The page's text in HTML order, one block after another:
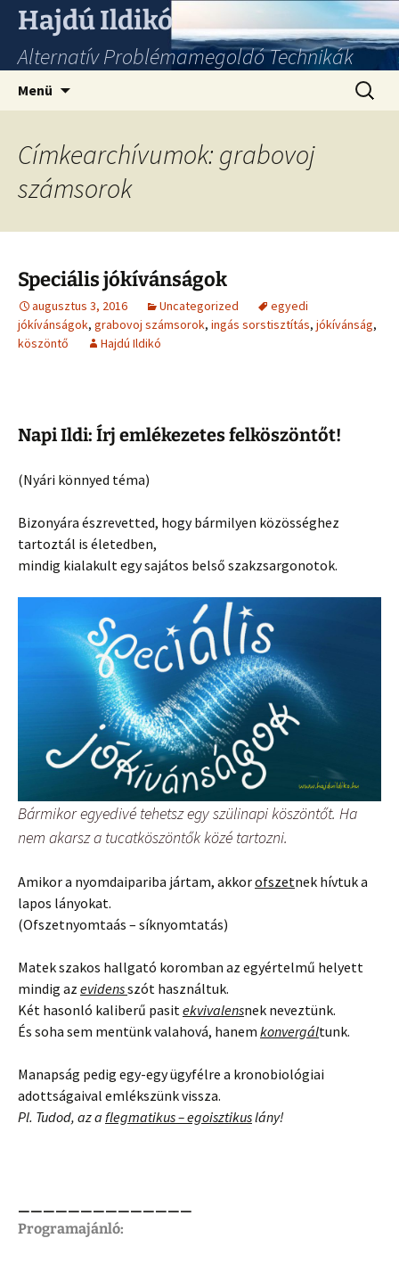
Hajdú Ildikó
Alternatív Problémamegoldó Technikák
Menü
Címkearchívumok: grabovoj
számsorok
Speciális jókívánságok
augusztus 3, 2016 Uncategorized
egyedi
jókívánságok, grabovoj számsorok, ingás sorstisztítás, jókívánság,
köszöntő
Hajdú Ildikó
Napi Ildi: Írj emlékezetes felköszöntőt!
(Nyári könnyed téma)
Bizonyára észrevetted, hogy bármilyen közösséghez
tartoztál is életedben,
mindig kialakult egy sajátos belső szakzsargonotok.
Bármikor egyedivé tehetsz egy szülinapi köszöntőt. Ha
nem akarsz a tucatköszöntők közé tartozni.
Amikor a nyomdaipariba jártam, akkorofszetnek hívtuk a
lapos lányokat.
(Ofszetnyomtaás – síknyomtatás)
Matek szakos hallgató koromban az egyértelmű helyett
mindig az evidensszót használtuk.
Két hasonló kaliberű pasitekvivalensnek neveztünk.
És soha sem mentünk valahová, hanem konvergáltunk.
Manapság pedig egy-egy ügyfélre a kronobiológiai
adottságaival emlékszünk vissza.
Pl. Tudod, az a flegmatikus – egoisztikuslány!
——————————————
Programajánló: